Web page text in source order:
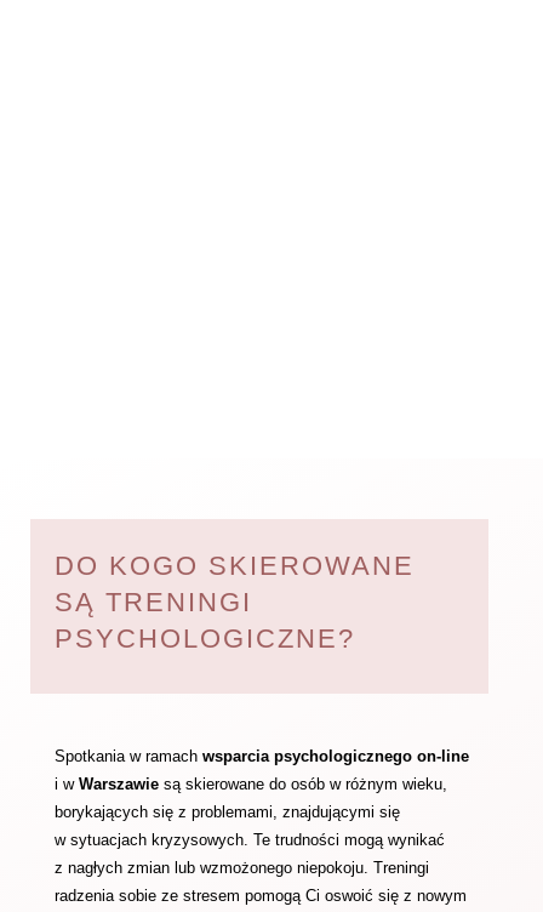
DO KOGO SKIEROWANE
SĄ TRENINGI
PSYCHOLOGICZNE?
Spotkania w ramach wsparcia psychologicznego on-line
i wWarszawiesą skierowane do osób w różnym wieku,
borykających się z problemami, znajdującymi się
w sytuacjach kryzysowych. Te trudności mogą wynikać
z nagłych zmian lub wzmożonego niepokoju. Treningi
radzenia sobie ze stresem pomogą Ci oswoić się z nowym